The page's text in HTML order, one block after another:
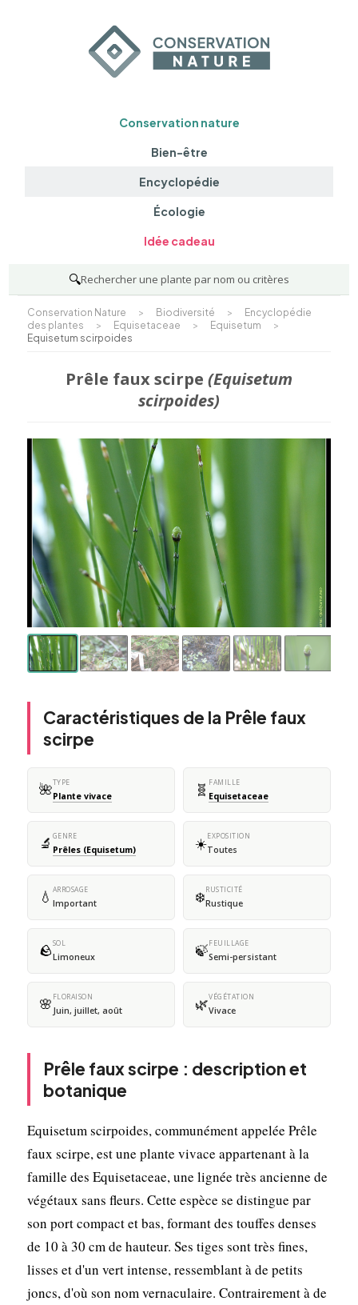
Conservation nature
Bien-être
Encyclopédie
Écologie
Idée cadeau
🔍Rechercher une plante par nom ou critères
Conservation Nature > Biodiversité >
Encyclopédie
des plantes
> Equisetaceae > Equisetum
>
Equisetum scirpoides
Prêle faux scirpe (Equisetum
scirpoides)
Caractéristiques de la Prêle faux
scirpe
🌺TYPE
Plante vivace 🧬 FAMILLE
Equisetaceae
🔬 GENRE
Prêles (Equisetum) ☀️EXPOSITION
Toutes
💧 ARROSAGE
Important ❄️RUSTICITÉ
Rustique
🪨SOL
Limoneux 🍃FEUILLAGE
Semi-persistant
🌸 FLORAISON
Juin, juillet, août 🌿VÉGÉTATION
Vivace
Prêle faux scirpe : description et
botanique
Equisetum scirpoides, communément appelée Prêle
faux scirpe, est une plante vivace appartenant à la
famille des Equisetaceae, une lignée très ancienne de
végétaux sans fleurs. Cette espèce se distingue par
son port compact et bas, formant des touffes denses
de 10 à 30 cm de hauteur. Ses tiges sont très fines,
lisses et d'un vert intense, ressemblant à de petits
joncs, d'où son nom vernaculaire. Contrairement à de